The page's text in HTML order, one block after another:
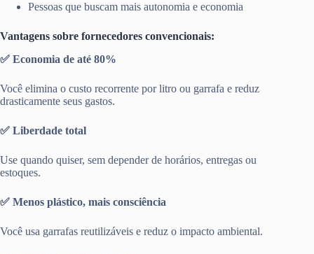
Pessoas que buscam mais autonomia e economia
Vantagens sobre fornecedores convencionais:
✅ Economia de até 80%
Você elimina o custo recorrente por litro ou garrafa e reduz
drasticamente seus gastos.
✅ Liberdade total
Use quando quiser, sem depender de horários, entregas ou
estoques.
✅ Menos plástico, mais consciência
Você usa garrafas reutilizáveis e reduz o impacto ambiental.